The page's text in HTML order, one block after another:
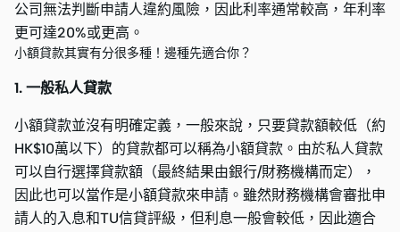
公司無法判斷申請人違約風險，因此利率通常較高，年利率
更可達20%或更高。
小額貸款其實有分很多種！邊種先適合你？
1. 一般私人貸款
小額貸款並沒有明確定義，一般來說，只要貸款額較低（約
HK$10萬以下）的貸款都可以稱為小額貸款。由於私人貸款
可以自行選擇貸款額（最終結果由銀行/財務機構而定），
因此也可以當作是小額貸款來申請。雖然財務機構會審批申
請人的入息和TU信貸評級，但利息一般會較低，因此適合